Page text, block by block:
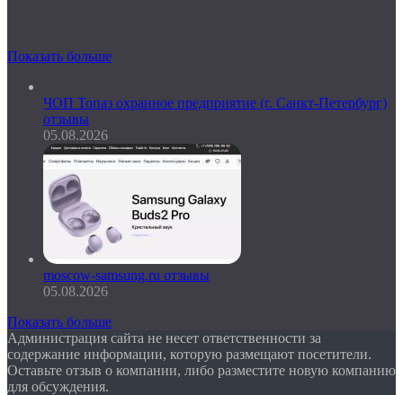
Показать больше
ЧОП Топаз охранное предприятие (г. Санкт-Петербург)
отзывы
05.08.2026
moscow-samsung.ru отзывы
05.08.2026
Показать больше
Администрация сайта не несет ответственности за
содержание информации, которую размещают посетители.
Оставьте отзыв о компании, либо разместите новую компанию
для обсуждения.